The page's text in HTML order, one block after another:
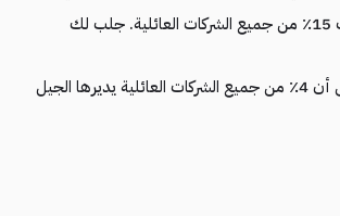
يمثل الجيل الثالث 15٪ من جميع الشركات العائلية. جلب لك
تشير التقديرات إلى أن 4٪ من جميع الشركات العائلية يديرها الجيل